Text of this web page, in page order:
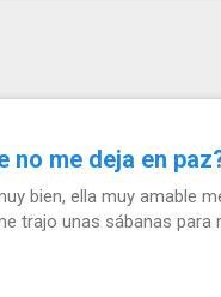
no me deja en
bien, ella muy amable
trajo unas sábanas